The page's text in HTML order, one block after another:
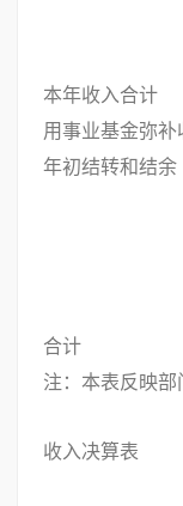
本年收入合计
用事业基金弥补
年初结转和结余
合计
注：本表反映部
收入决算表